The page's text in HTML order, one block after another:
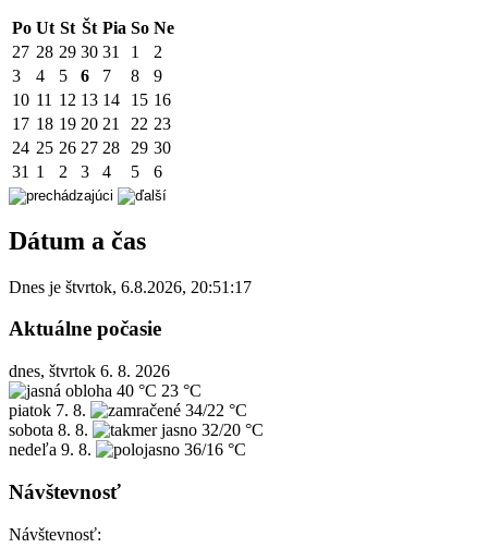
Po Ut St Št Pia So Ne
27 28 29 30 31 1
2
3
4 5 6 7 8
9
10 11 12 13 14 15 16
17 18 19 20 21 22 23
24 25 26 27 28 29 30
31 1 2 3 4 5 6
Dátum a čas
Dnes je štvrtok, 6.8.2026, 20:51:17
Aktuálne počasie
dnes, štvrtok 6. 8. 2026
40 °C 23 °C
piatok 7. 8.
34/22 °C
sobota 8. 8.
32/20 °C
nedeľa 9. 8. 36/16 °C
Návštevnosť
Návštevnosť: